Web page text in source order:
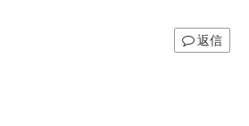
返信